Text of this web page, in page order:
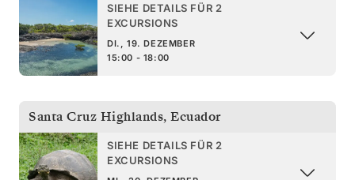
SIEHE DETAILS FÜR 2
EXCURSIONS
DI., 19. DEZEMBER
15:00 - 18:00
Santa Cruz Highlands, Ecuador
SIEHE DETAILS FÜR 2
EXCURSIONS